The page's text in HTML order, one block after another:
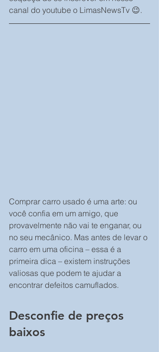
canal do youtube o LimasNewsTv 😉.
Comprar carro usado é uma arte: ou
você confia em um amigo, que
provavelmente não vai te enganar, ou
no seu mecânico. Mas antes de levar o
carro em uma oficina – essa é a
primeira dica – existem instruções
valiosas que podem te ajudar a
encontrar defeitos camuflados.
Desconfie de preços
baixos